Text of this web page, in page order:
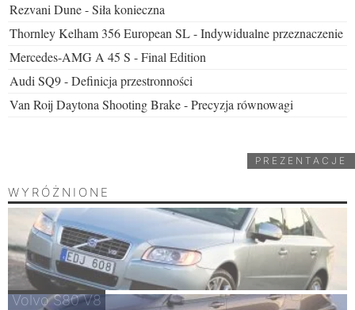
Rezvani Dune - Siła konieczna
Thornley Kelham 356 European SL - Indywidualne przeznaczenie
Mercedes-AMG A 45 S - Final Edition
Audi SQ9 - Definicja przestronności
Van Roij Daytona Shooting Brake - Precyzja równowagi
PREZENTACJE
WYRÓŻNIONE
Volvo S80 V8